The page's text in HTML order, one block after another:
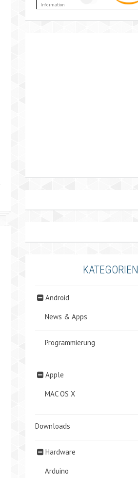
KATEGORIEN
Android
News & Apps
Programmierung
Apple
MAC OS X
Downloads
Hardware
Arduino